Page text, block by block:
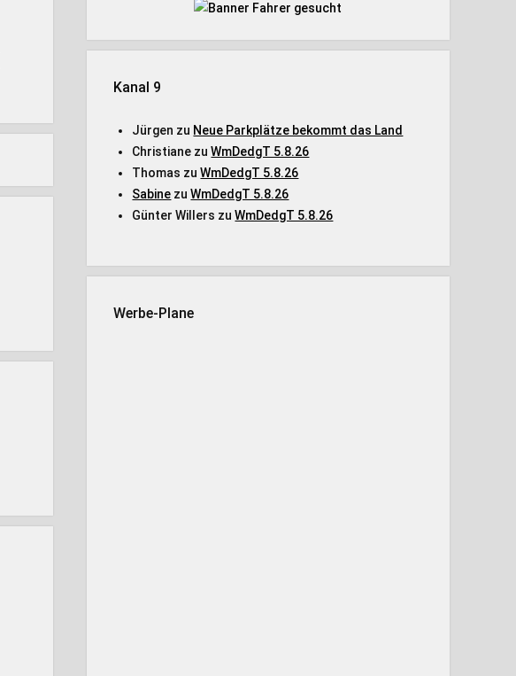
Kanal 9
Jürgen zu Neue Parkplätze bekommt das Land
Christiane zuWmDedgT 5.8.26
Thomas zuWmDedgT 5.8.26
Sabine zuWmDedgT 5.8.26
Günter Willers zuWmDedgT 5.8.26
Werbe-Plane